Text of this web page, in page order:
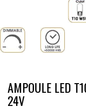
AMPOULE LED
24V